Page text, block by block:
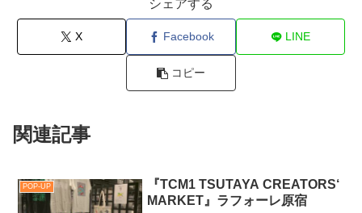
シェアする
X Facebook LINE
コピー
関連記事
POP-UP
『TCM1 TSUTAYA CREATORS‘
MARKET』ラフォーレ原宿